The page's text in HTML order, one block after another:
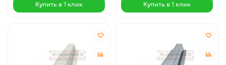
Купить в 1 клик Купить в 1 клик